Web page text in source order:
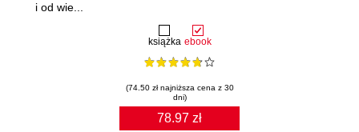
książka ebook
(74.50 zł najniższa cena z 30
dni)
78.97 zł
i od wie...